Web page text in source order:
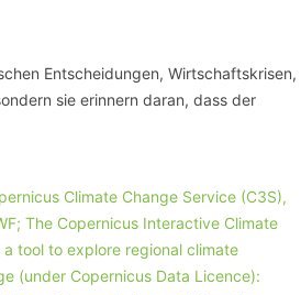
Entscheidungen, Wirtschaftskrisen,
sie erinnern daran, dass der